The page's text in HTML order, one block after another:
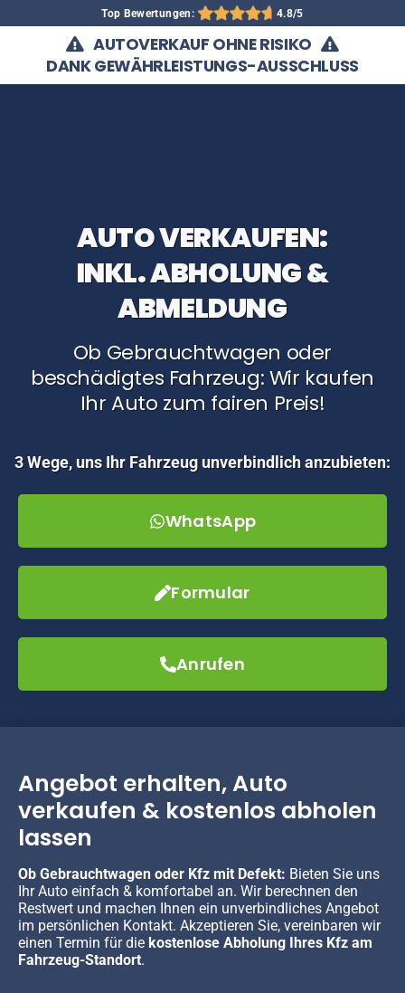
Top Bewertungen: 4.8/5
AUTOVERKAUF OHNE RISIKO
DANK GEWÄHRLEISTUNGS-AUSSCHLUSS
AUTO VERKAUFEN:
INKL. ABHOLUNG &
ABMELDUNG
Ob Gebrauchtwagen oder
beschädigtes Fahrzeug: Wir kaufen
Ihr Auto zum fairen Preis!
3 Wege, uns Ihr Fahrzeug unverbindlich anzubieten:
WhatsApp
Formular
Anrufen
Angebot erhalten, Auto
verkaufen & kostenlos abholen
lassen
Ob Gebrauchtwagen oder Kfz mit Defekt: Bieten Sie uns
Ihr Auto einfach & komfortabel an. Wir berechnen den
Restwert und machen Ihnen ein unverbindliches Angebot
im persönlichen Kontakt. Akzeptieren Sie, vereinbaren wir
einen Termin für die kostenlose Abholung Ihres Kfz am
Fahrzeug-Standort.